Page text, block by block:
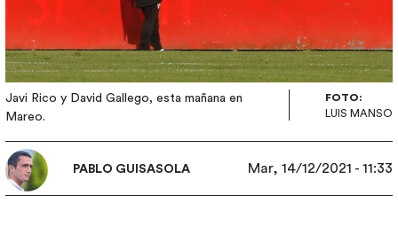
Javi Rico y David Gallego, esta mañana en
Mareo.
FOTO:
LUIS MANSO
PABLO GUISASOLA Mar, 14/12/2021 - 11:33